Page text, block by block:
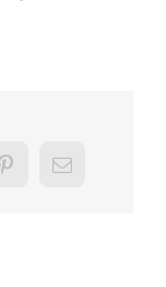
PinterestEmail